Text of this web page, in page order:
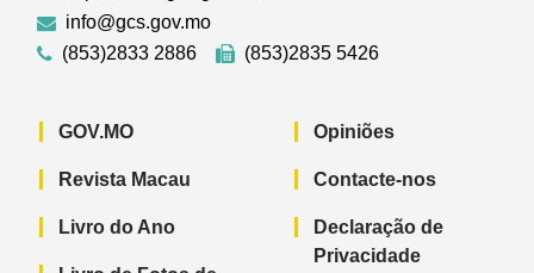
info@gcs.gov.mo
(853)2833 2886
(853)2835 5426
GOV.MO
Revista Macau
Livro do Ano
Opiniões
Contacte-nos
Declaração de
Privacidade